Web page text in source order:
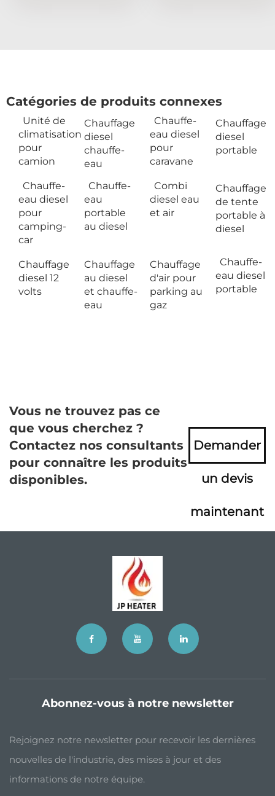
Catégories de produits connexes
Unité de
climatisation
pour
camion
Chauffage
diesel
chauffe-
eau
Chauffe-
eau diesel
pour
caravane
Chauffage
diesel
portable
Chauffe-
eau diesel
pour
camping-
car
Chauffe-
eau
portable
au diesel
Combi
diesel eau
et air
Chauffage
de tente
portable à
diesel
Chauffage
diesel 12
volts
Chauffage
au diesel
et chauffe-
eau
Chauffage
d'air pour
parking au
gaz
Chauffe-
eau diesel
portable
Vous ne trouvez pas ce
que vous cherchez ?
Contactez nos consultants
pour connaître les produits
disponibles.
Demander
un devis
maintenant
Abonnez-vous à notre newsletter
Rejoignez notre newsletter pour recevoir les dernières
nouvelles de l'industrie, des mises à jour et des
informations de notre équipe.